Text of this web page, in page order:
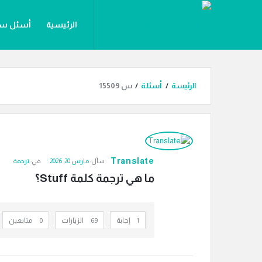
دليل
الترجمة
القائمة
الرئيسية أسئل
الرئيسة / أسئلة / س 15509
الترجمة
Translate سأل:مارس 20, 2026 في: ترجمة
ما هي ترجمة كلمة Stuff؟
‫1 إجابة 69 الزيارات 0 متابعين